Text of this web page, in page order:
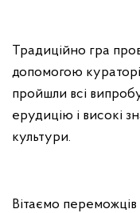
Традиційно гра
допомогою
пройшли всі
ерудицію і високі
культури.
Вітаємо переможців